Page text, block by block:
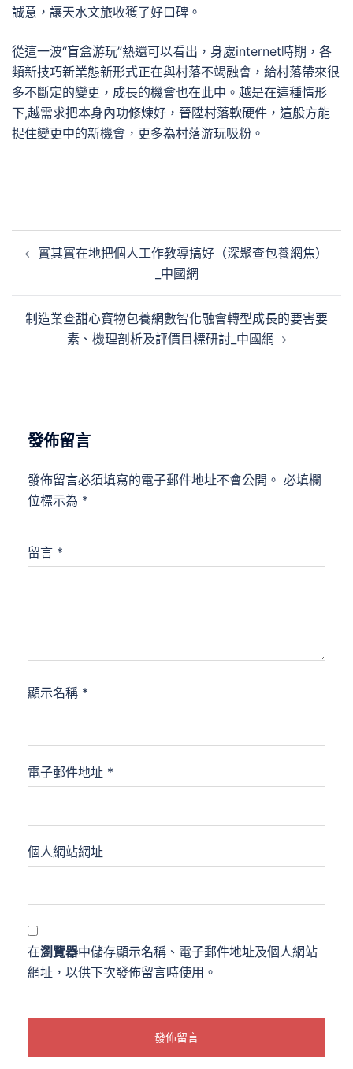
誠意，讓天水文旅收獲了好口碑。
從這一波“盲盒游玩”熱還可以看出，身處internet時期，各
類新技巧新業態新形式正在與村落不竭融會，給村落帶來很
多不斷定的變更，成長的機會也在此中。越是在這種情形
下,越需求把本身內功修煉好，晉陞村落軟硬件，這般方能
捉住變更中的新機會，更多為村落游玩吸粉。
章
覽
實其實在地把個人工作教導搞好（深聚查包養網焦）
_中國網
制造業查甜心寶物包養網數智化融會轉型成長的要害要
素、機理剖析及評價目標研討_中國網
發佈留言
發佈留言必須填寫的電子郵件地址不會公開。 必填欄
位標示為 *
留言 *
顯示名稱 *
電子郵件地址 *
個人網站網址
在瀏覽器中儲存顯示名稱、電子郵件地址及個人網站
網址，以供下次發佈留言時使用。